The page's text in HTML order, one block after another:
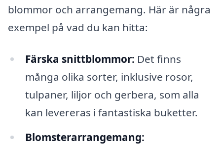
blommor och arrangemang. Här är några
exempel på vad du kan hitta:
Färska snittblommor: Det finns
många olika sorter, inklusive rosor,
tulpaner, liljor och gerbera, som alla
kan levereras i fantastiska buketter.
Blomsterarrangemang: